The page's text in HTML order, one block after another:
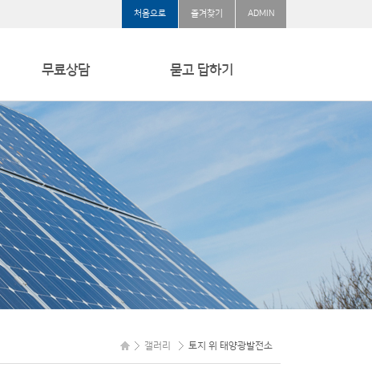
처음으로 즐겨찾기 ADMIN
무료상담
무료상담
묻고 답하기
갤러리 토지 위 태양광발전소